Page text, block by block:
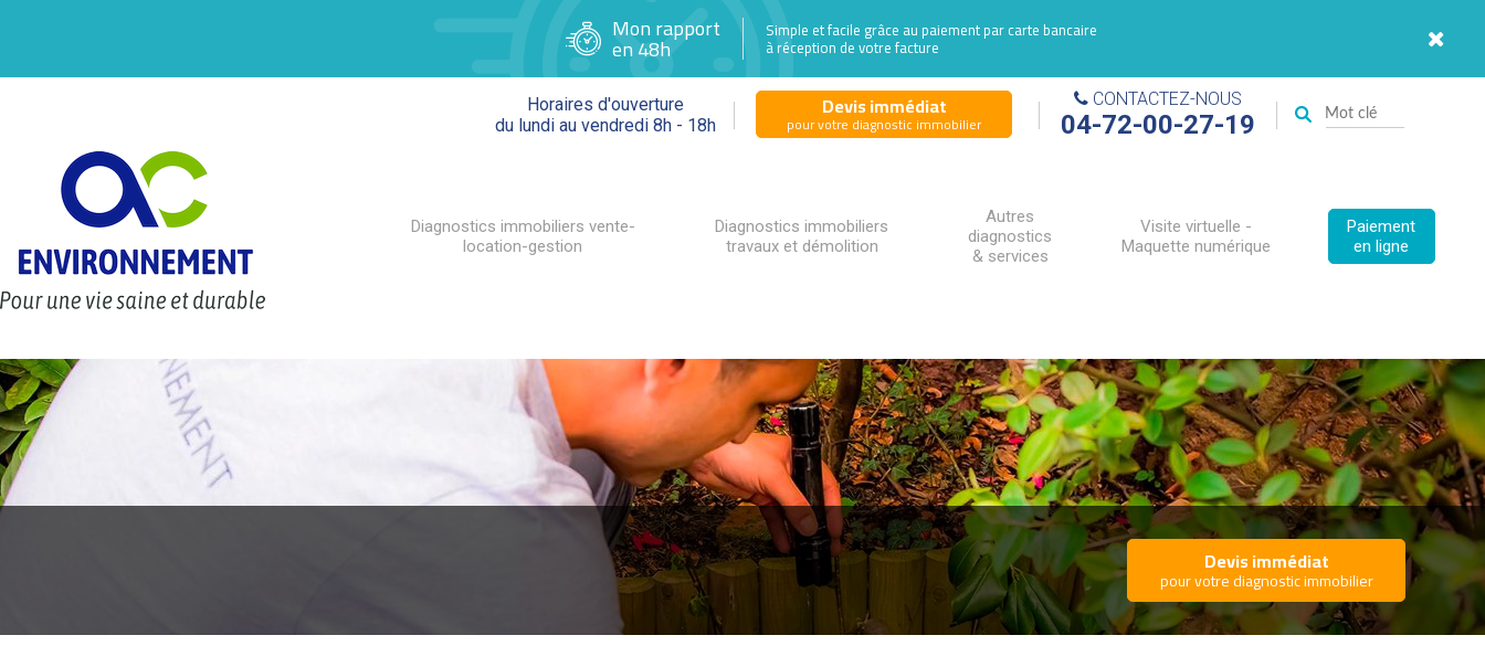
Mon rapport
en 48h
Simple et facile grâce au paiement par carte bancaire
à réception de votre facture
Horaires d'ouverture
du lundi au vendredi 8h - 18h
Devis immédiat
pour votre diagnostic immobilier
CONTACTEZ-NOUS
04-72-00-27-19
Diagnostics immobiliers vente-
location-gestion
Diagnostics immobiliers
travaux et démolition
Autres
diagnostics
& services
Visite virtuelle -
Maquette numérique
Paiement
en ligne
Devis immédiat
pour votre diagnostic immobilier